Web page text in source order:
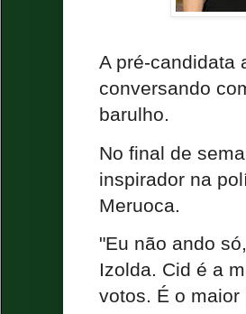
A pré-candidata
conversando
barulho.
No final de
inspirador na
Meruoca.
"Eu não ando
Izolda. Cid é a
votos. É o